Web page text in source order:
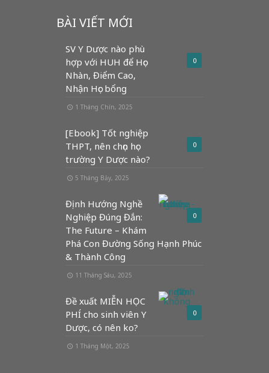
BÀI VIẾT MỚI
0
SV Y Dược nào phù
hợp với HUH để Học
Nhàn, Điểm Cao,
Nhận Học bổng
1 Tháng Chín, 2025
0
[Ebook] Tốt nghiệp
THPT, nên chọn học
trường Y Dược nào?
5 Tháng Bảy, 2025
0
Định Hướng Nghề
Nghiệp Đúng Đắn:
The Future – Khám
Phá Con Đường Sống Hạnh Phúc
& Thành Công
11 Tháng Sáu, 2025
0
Đề xuất MIỄN HỌC
PHÍ cho sinh viên Y
Dược, có nên ko?
1 Tháng Một, 2025